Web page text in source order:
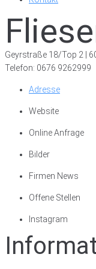
Geyrstraße 18/Top 2 |
Telefon: 0676 9262999
Adresse
Website
Online Anfrage
Bilder
Firmen News
Offene Stellen
Instagram